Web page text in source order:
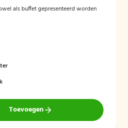
als buffet gepresenteerd worden
Toevoegen